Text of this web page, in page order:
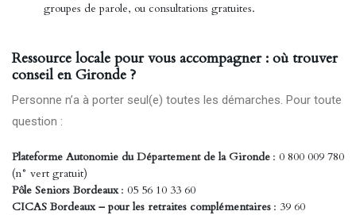
groupes de parole, ou consultations gratuites.
Ressource locale pour vous accompagner : où trouver
conseil en Gironde ?
Personne n’a à porter seul(e) toutes les démarches. Pour toute
question :
Plateforme Autonomie du Département de la Gironde : 0 800 009 780
(n° vert gratuit)
Pôle Seniors Bordeaux: 05 56 10 33 60
CICAS Bordeaux – pour les retraites complémentaires : 39 60